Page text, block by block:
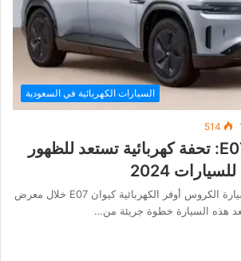
السيارات الكهربائية في السعودية
514
شانجان كيوان E07: تحفة كهربائية تستعد للظهور
2024
تستعد شانجان لإطلاق سيارة الكروس أوفر الكهربائية كيوان E07 خلال معرض
هذه السيارة خطوة جريئة من…